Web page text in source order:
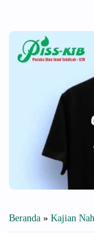
Beranda » Kajian